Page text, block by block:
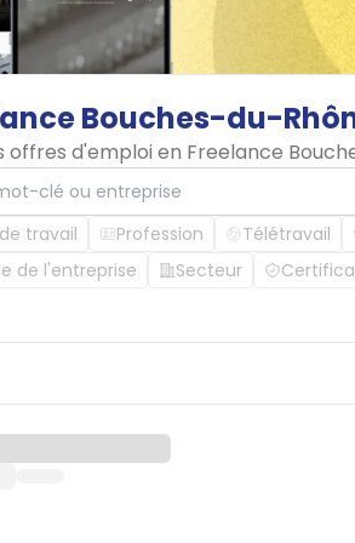
Bouches-du-
offres d'emploi en Freelance
clé ou entreprise
travail Profession Télétravail
de l'entreprise Secteur